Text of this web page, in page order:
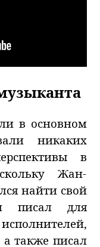
в основном
никаких
в
Жан-
найти свой
писал для
а также писал